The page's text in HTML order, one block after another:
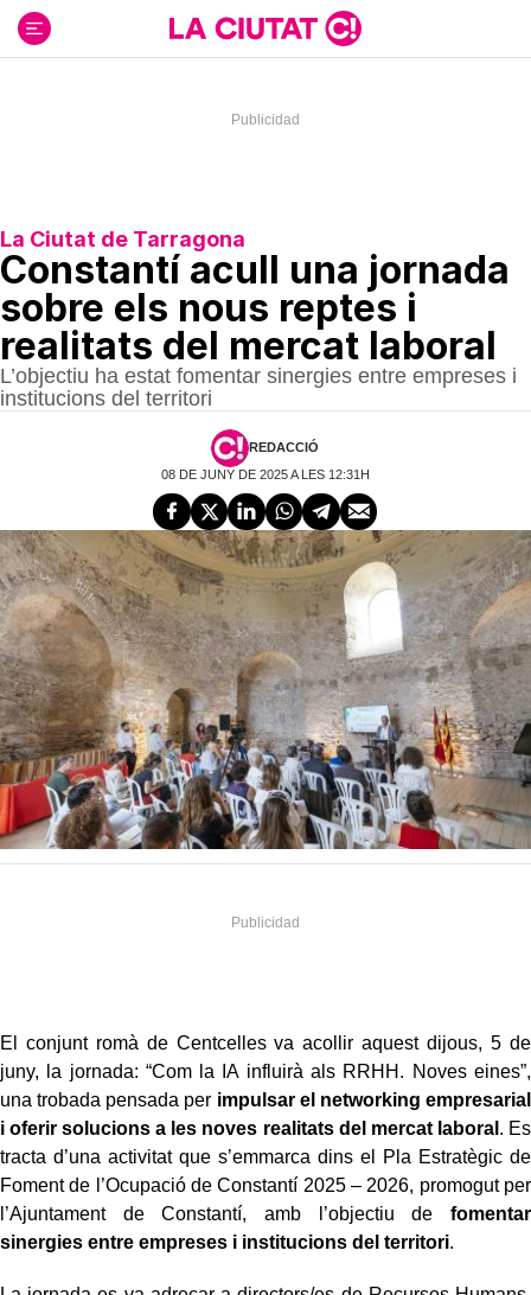
contenido
La Ciutat de Tarragona
Constantí acull una jornada
sobre els nous reptes i
realitats del mercat laboral
L’objectiu ha estat fomentar sinergies entre empreses i
institucions del territori
REDACCIÓ
08 DE JUNY DE 2025 A LES 12:31H
El conjunt romà de Centcelles va acollir aquest dijous, 5 de
juny, la jornada: “Com la IA influirà als RRHH. Noves eines”,
una trobada pensada per impulsar el networking empresarial
i oferir solucions a les noves realitats del mercat laboral . Es
tracta d’una activitat que s’emmarca dins el Pla Estratègic de
Foment de l’Ocupació de Constantí 2025 – 2026, promogut per
l’Ajuntament de Constantí, amb l’objectiu de fomentar
sinergies entre empreses i institucions del territori.